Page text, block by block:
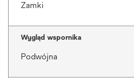
Zamki
Wygląd wspornika
Podwójna